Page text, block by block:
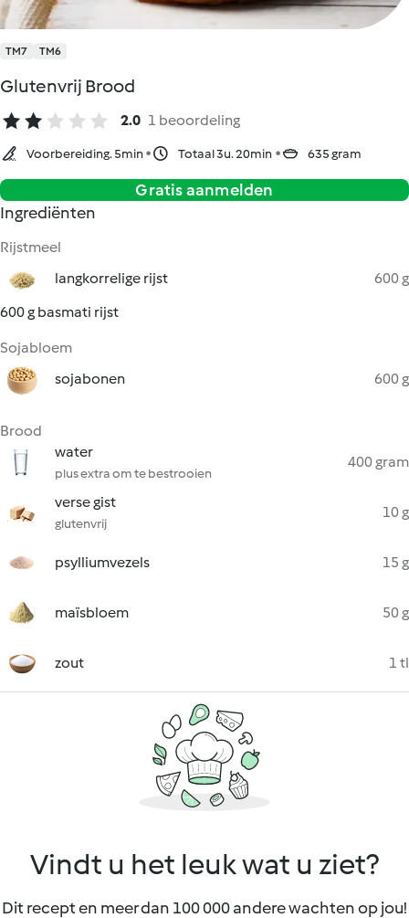
TM7 TM6
Glutenvrij Brood
2.0 1 beoordeling
Voorbereiding. 5min Totaal 3u. 20min 635 gram
Gratis aanmelden
Ingrediënten
Rijstmeel
langkorrelige rijst
600 g
600 g basmati rijst
Sojabloem
sojabonen
600 g
Brood
water
plus extra om te bestrooien
400 gram
verse gist
glutenvrij
10 g
psylliumvezels 15 g
maïsbloem 50 g
zout 1 tl
Vindt u het leuk wat u ziet?
Dit recept en meer dan 100 000 andere wachten op jou!